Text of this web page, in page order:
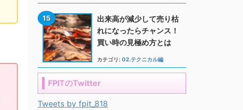
出来高が減少して売り枯
れになったらチャンス！
買い時の見極め方とは
カテゴリ: 02.テクニカル編
FPITのTwitter
Tweets by fpit_818